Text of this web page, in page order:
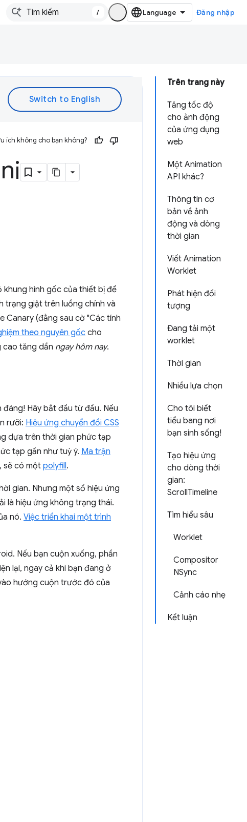
/ Đăng nhập
Trên trang này
Tăng tốc độ
cho ảnh động
của ứng dụng
web
Một Animation
API khác?
Thông tin cơ
bản về ảnh
động và dòng
thời gian
Viết Animation
Worklet
Phát hiện đối
tượng
Đang tải một
worklet
Thời gian
Nhiều lựa chọn
Cho tôi biết
tiểu bang nơi
bạn sinh sống!
Tạo hiệu ứng
cho dòng thời
gian:
ScrollTimeline
Tìm hiểu sâu
Worklet
Compositor
NSync
Cảnh cáo nhẹ
Kết luận
ích không cho bạn không?
hình gốc của thiết bị để
trạng giật trên luồng chính và
Canary (đằng sau cờ "Các tính
theo nguyên gốccho
cao tăng dần ngay hôm nay.
Hãy bắt đầu từ đầu. Nếu
rưỡi: Hiệu ứng chuyển đổi CSS
dựa trên thời gian phức tạp
tạp gần như tuỳ ý. Ma trận
sẽ có một polyfill.
gian. Nhưng một số hiệu ứng
là hiệu ứng không trạng thái.
nó. Việc triển khai một trình
Nếu bạn cuộn xuống, phần
lại, ngay cả khi bạn đang ở
hướng cuộn trước đó của